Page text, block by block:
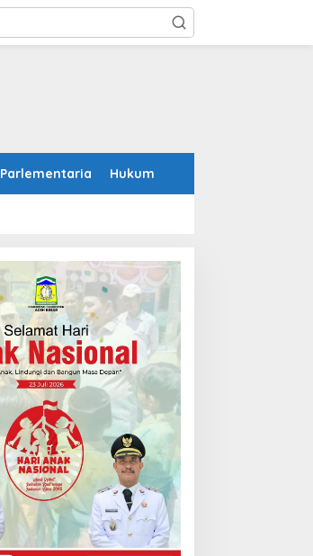
Parlementaria Hukum